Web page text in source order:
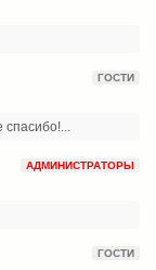
ГОСТИ
спасибо!...
АДМИНИСТРАТОРЫ
ГОСТИ